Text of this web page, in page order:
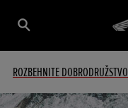
ROZBEHNITE DOBRODRUŽSTVO